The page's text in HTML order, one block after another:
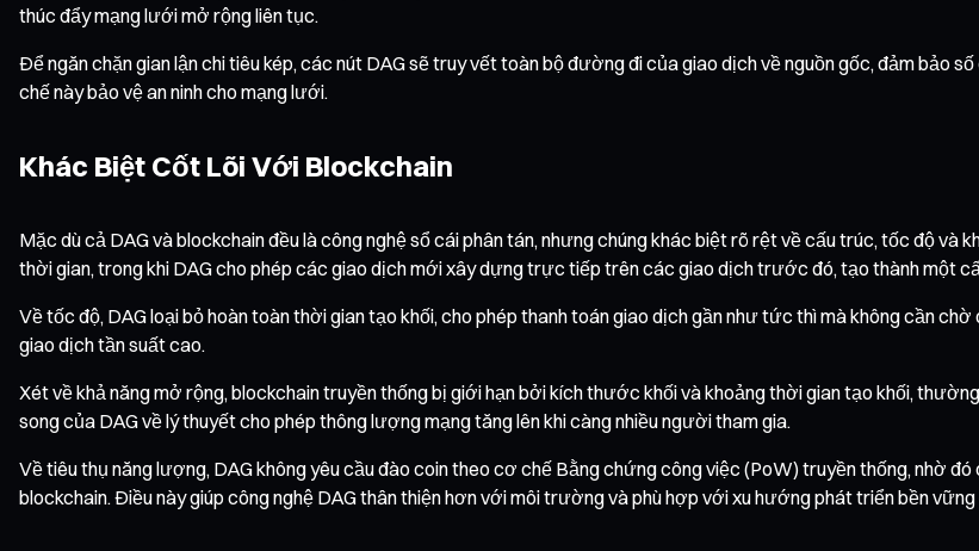
thúc đẩy mạng lưới mở rộng liên tục.
Để ngăn chặn gian lận chi tiêu kép, các nút DAG sẽ truy vết toàn bộ đường đi của giao dịch về nguồn gốc, đảm bảo
chế này bảo vệ an ninh cho mạng lưới.
Khác Biệt Cốt Lõi Với Blockchain
Mặc dù cả DAG và blockchain đều là công nghệ sổ cái phân tán, nhưng chúng khác biệt rõ rệt về cấu trúc, tốc độ
thời gian, trong khi DAG cho phép các giao dịch mới xây dựng trực tiếp trên các giao dịch trước đó, tạo thành một
Về tốc độ, DAG loại bỏ hoàn toàn thời gian tạo khối, cho phép thanh toán giao dịch gần như tức thì mà không cần
giao dịch tần suất cao.
Xét về khả năng mở rộng, blockchain truyền thống bị giới hạn bởi kích thước khối và khoảng thời gian tạo khối,
song của DAG về lý thuyết cho phép thông lượng mạng tăng lên khi càng nhiều người tham gia.
Về tiêu thụ năng lượng, DAG không yêu cầu đào coin theo cơ chế Bằng chứng công việc (PoW) truyền thống, nhờ
blockchain. Điều này giúp công nghệ DAG thân thiện hơn với môi trường và phù hợp với xu hướng phát triển bền vững